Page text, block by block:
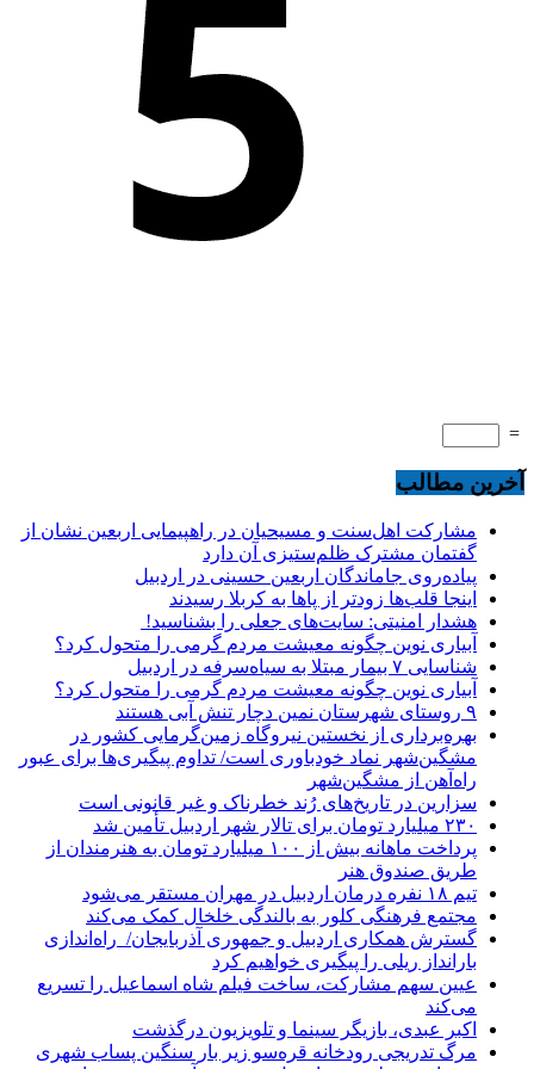
=
آخرین مطالب
مشارکت اهل‌سنت و مسیحیان در راهپیمایی اربعین نشان از
گفتمان مشترک ظلم‌ستیزی آن دارد
پیاده‌روی جاماندگان اربعین حسینی در اردبیل
اینجا قلب‌ها زودتر از پاها به کربلا رسیدند
هشدار امنیتی: سایت‌های جعلی را بشناسید!
آبیاری نوین چگونه معیشت مردم گرمی را متحول کرد؟
شناسایی ۷ بیمار مبتلا به سیاه‌سرفه در اردبیل
آبیاری نوین چگونه معیشت مردم گرمی را متحول کرد؟
۹ روستای شهرستان نمین دچار تنش آبی هستند
بهره‌برداری از نخستین نیروگاه زمین‌گرمایی کشور در
مشگین‌شهر نماد خودباوری است/ تداوم پیگیری‌ها برای عبور
راه‌آهن از مشگین‌شهر
سزارین در تاریخ‌های رُند خطرناک و غیر قانونی است
۲۳۰ میلیارد تومان برای تالار شهر اردبیل تأمین شد
پرداخت ماهانه بیش از ۱۰۰ میلیارد تومان به هنرمندان از
طریق صندوق هنر
تیم ۱۸ نفره درمان اردبیل در مهران مستقر می‌شود
مجتمع فرهنگی کلور به بالندگی خلخال کمک می‌کند
گسترش همکاری اردبیل و جمهوری آذربایجان/ راه‌اندازی
بارانداز ریلی را پیگیری خواهیم کرد
عیین سهم مشارکت، ساخت فیلم شاه‌ اسماعیل را تسریع
می‌کند
اکبر عبدی، بازیگر سینما و تلویزیون درگذشت
مرگ تدریجی رودخانه قره‌سو زیر بار سنگین پساب شهری